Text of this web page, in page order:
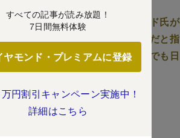
ーチができるか、ガーフィールド氏が
成AIについて「未成熟な領域」だと指
ネスの概況についても解説。中でも日
した。
場の成長要因とは？
すべての記事が読み放題！
7日間無料体験
ヤモンド・プレミアムに登録
円割引キャンペーン実施中！
詳細はこちら